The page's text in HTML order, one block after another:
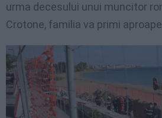
urma decesului unui muncitor
Crotone, familia va primi